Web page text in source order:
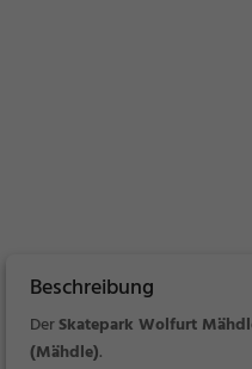
Beschreibung
DerSkatepark Wolfurt
(Mähdle).